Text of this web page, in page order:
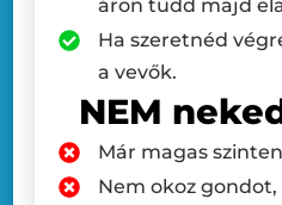
áron tudd majd
Ha szeretnéd
a vevők.
NEM
Már magas
Nem okoz